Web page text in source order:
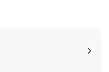
을 상상하지 못하는 비관주의자